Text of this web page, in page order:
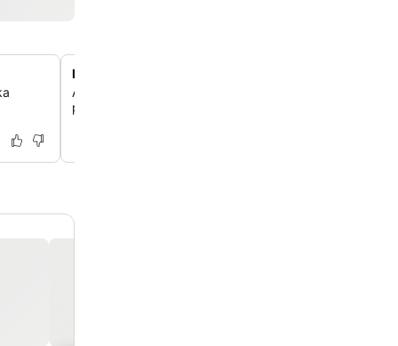
Erinomaista kahvia saatavilla koko päivän
Aloita päiväsi tai pidä tauko vastavalmistetun,
parissa, jota on saatavilla paikan päällä koko päivän.